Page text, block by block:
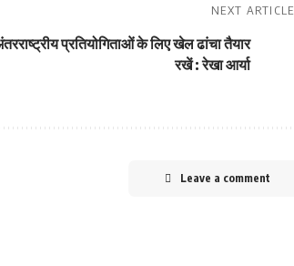
NEXT ARTICLE
प्रतियोगिताओं के लिए खेल ढांचा तैयार
रखें : रेखा आर्या
Leave a comment